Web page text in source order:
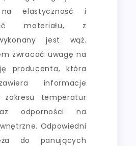
na elastyczność i
materiału, z
jest wąż.
zwracać uwagę na
producenta, która
informacje
zakresu temperatur
odporności na
Odpowiedni
do panujących